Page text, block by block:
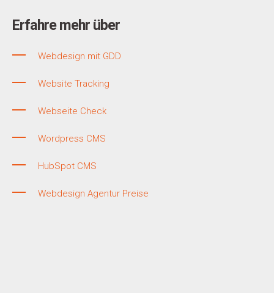
Erfahre mehr über
Webdesign mit GDD
Website Tracking
Webseite Check
Wordpress CMS
HubSpot CMS
Webdesign Agentur Preise